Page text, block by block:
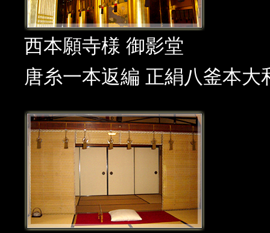
西本願寺様 御影堂
唐糸一本返編 正絹八釜本大